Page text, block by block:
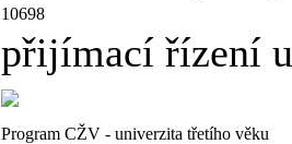
10698
přijímací řízení
Program CŽV - univerzita třetího věku